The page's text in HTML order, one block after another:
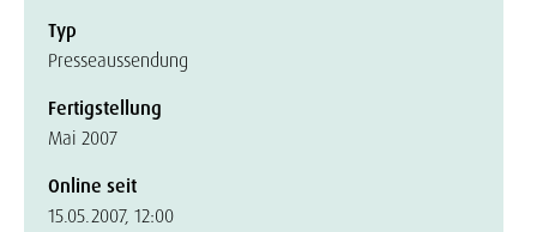
Typ
Presseaussendung
Fertigstellung
Mai 2007
Online seit
15.05.2007, 12:00